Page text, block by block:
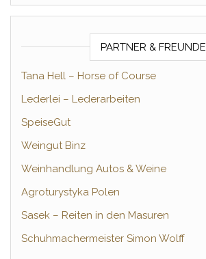
PARTNER & FREUNDE
Tana Hell – Horse of Course
Lederlei – Lederarbeiten
SpeiseGut
Weingut Binz
Weinhandlung Autos & Weine
Agroturystyka Polen
Sasek – Reiten in den Masuren
Schuhmachermeister Simon Wolff